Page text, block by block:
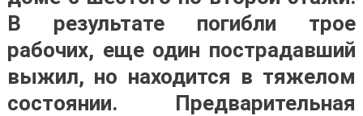
В результате погибли трое
рабочих, еще один пострадавший
выжил, но находится в тяжелом
состоянии. Предварительная